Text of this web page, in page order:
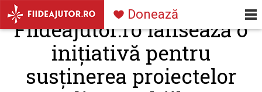
Mergi la conţinutul principal
Navigare
principală
Donează
Fiideajutor.ro lansează o
inițiativă pentru
susținerea proiectelor